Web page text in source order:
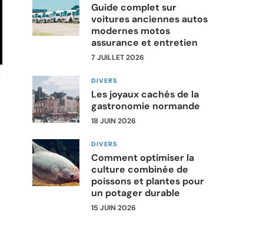
Guide complet sur
voitures anciennes autos
modernes motos
assurance et entretien
7 JUILLET 2026
DIVERS
Les joyaux cachés de la
gastronomie normande
18 JUIN 2026
DIVERS
Comment optimiser la
culture combinée de
poissons et plantes pour
un potager durable
15 JUIN 2026